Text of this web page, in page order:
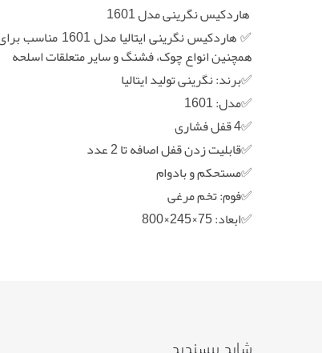
هاردکیس نگرینی مدل 1601
همچنین انواع چوک، فشنگ و سایر متعلقات اسلحه
✅برند: نگرینی تولید ایتالیا
✅مدل: 1601
✅4 قفل فشاری
✅قابلیت زدن قفل اصافه تا 2 عدد
✅مستحکم و بادوام
✅فوم: تخم مرغی
✅ابعاد: 75×245×800
شاید بپسندید